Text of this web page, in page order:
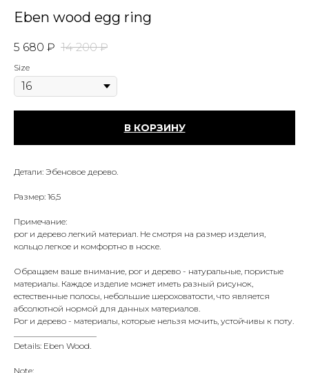
Eben wood egg ring
5 680 ₽ 14 200 ₽
Size
В КОРЗИНУ
Детали: Эбеновое дерево.
Размер: 16,5
Примечание:
рог и дерево легкий материал. Не смотря на размер изделия,
кольцо легкое и комфортно в носке.
Обращаем ваше внимание, рог и дерево - натуральные, пористые
материалы. Каждое изделие может иметь разный рисунок,
естественные полосы, небольшие шероховатости, что является
абсолютной нормой для данных материалов.
Рог и дерево - материалы, которые нельзя мочить, устойчивы к поту.
Details: Eben Wood.
Note: